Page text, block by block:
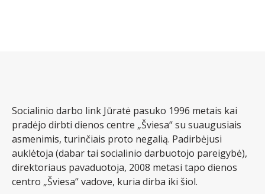
Socialinio darbo link Jūratė pasuko 1996 metais kai
pradėjo dirbti dienos centre „Šviesa“ su suaugusiais
asmenimis, turinčiais proto negalią. Padirbėjusi
auklėtoja (dabar tai socialinio darbuotojo pareigybė),
direktoriaus pavaduotoja, 2008 metasi tapo dienos
centro „Šviesa“ vadove, kuria dirba iki šiol.